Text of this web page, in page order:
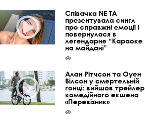
Співачка NE TA
презентувала сингл
про справжні емоції і
повернулася в
легендарне “Караоке
на майдані”
Алан Рітчсон та Оуен
Вілсон у смертельній
гонці: вийшов трейлер
комедійного екшена
«Перевізник»